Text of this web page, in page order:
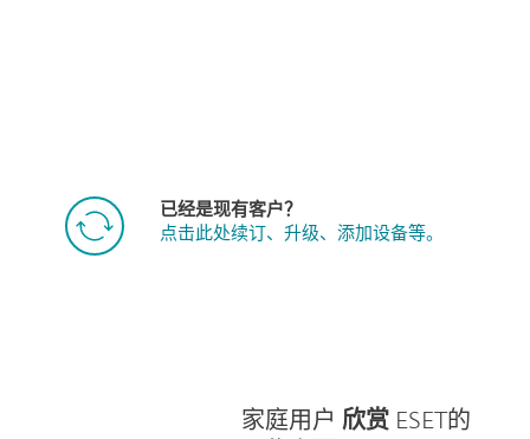
已经是现有客户？
点击此处续订、升级、添加设备等。
家庭用户欣赏 ESET的